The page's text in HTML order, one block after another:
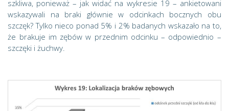
szkliwa, ponieważ – jak widać na wykresie 19 – ankietowani
wskazywali na braki głównie w odcinkach bocznych obu
szczęk? Tylko nieco ponad 5% i 2% badanych wskazało na to,
że brakuje im zębów w przednim odcinku – odpowiednio –
szczęki i żuchwy.